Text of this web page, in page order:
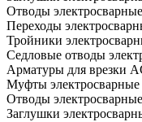
Отводы
Переходы
Тройники
Седловые отводы
Арматуры для врезки
Муфты
Отводы
Заглушки